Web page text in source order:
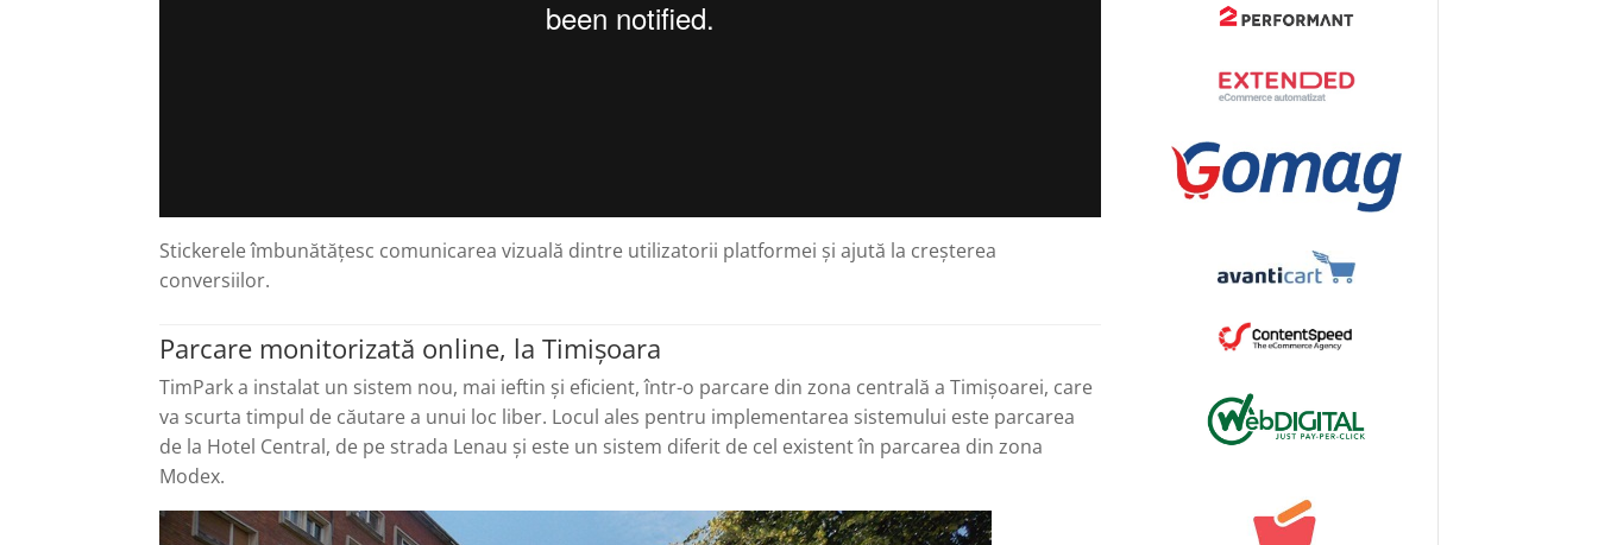
Stickerele îmbunătățesc comunicarea vizuală dintre utilizatorii platformei și ajută la creșterea
conversiilor.
Parcare monitorizată online, la Timișoara
TimPark a instalat un sistem nou, mai ieftin și eficient, într-o parcare din zona centrală a Timișoarei, care
va scurta timpul de căutare a unui loc liber. Locul ales pentru implementarea sistemului este parcarea
de la Hotel Central, de pe strada Lenau și este un sistem diferit de cel existent în parcarea din zona
Modex.